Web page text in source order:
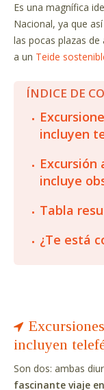
Es una magnífica
Nacional, ya que
las pocas plazas
a un Teide
ÍNDICE DE
incluyen
Excursión
incluye
Tabla
¿Te está
incluyen
Son dos: ambas
fascinante viaje